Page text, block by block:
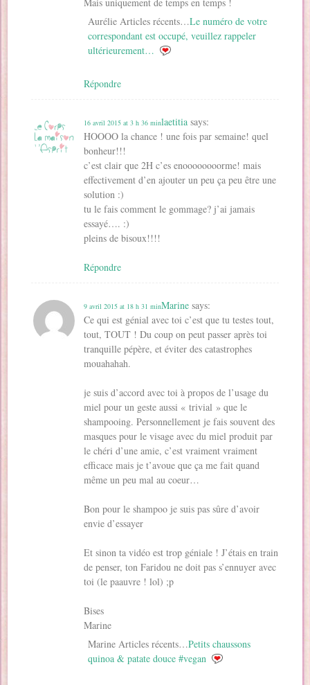
Mais uniquement de temps en temps !
Aurélie Articles récents…Le numéro de votre
correspondant est occupé, veuillez rappeler
ultérieurement…
Répondre
laetitia says:
16 avril 2015 at 3 h 36 min
HOOOO la chance ! une fois par semaine! quel
bonheur!!!
c’est clair que 2H c’es enoooooooorme! mais
effectivement d’en ajouter un peu ça peu être une
solution :)
tu le fais comment le gommage? j’ai jamais
essayé…. :)
pleins de bisoux!!!!
Répondre
Marine says:
9 avril 2015 at 18 h 31 min
Ce qui est génial avec toi c’est que tu testes tout,
tout, TOUT ! Du coup on peut passer après toi
tranquille pépère, et éviter des catastrophes
mouahahah.
je suis d’accord avec toi à propos de l’usage du
miel pour un geste aussi « trivial » que le
shampooing. Personnellement je fais souvent des
masques pour le visage avec du miel produit par
le chéri d’une amie, c’est vraiment vraiment
efficace mais je t’avoue que ça me fait quand
même un peu mal au coeur…
Bon pour le shampoo je suis pas sûre d’avoir
envie d’essayer
Et sinon ta vidéo est trop géniale ! J’étais en train
de penser, ton Faridou ne doit pas s’ennuyer avec
toi (le paauvre ! lol) ;p
Bises
Marine
Marine Articles récents…Petits chaussons
quinoa & patate douce #vegan